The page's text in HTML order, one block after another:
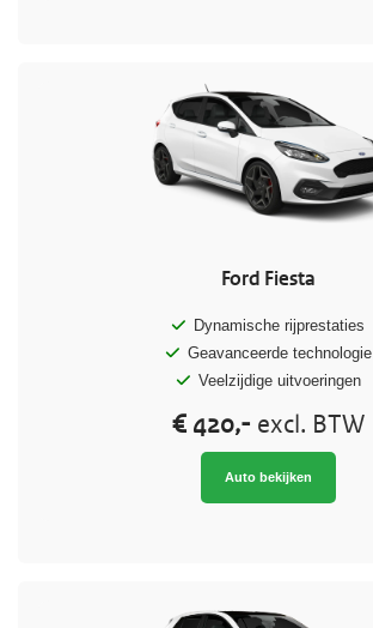
Ford Fiesta
Dynamische rijprestaties
Geavanceerde technologie
Veelzijdige uitvoeringen
€ 420,- excl. BTW
Auto bekijken